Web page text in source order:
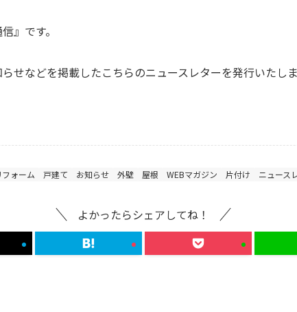
』です。
せなどを掲載したこちらのニュースレターを発行いたし
フォーム 戸建て お知らせ 外壁 屋根 WEBマガジン 片付け ニュース
よかったらシェアしてね！